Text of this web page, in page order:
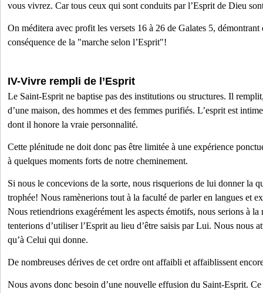
vous vivrez. Car tous ceux qui sont conduits par l’Esprit de Dieu
On méditera avec profit les versets 16 à 26 de Galates 5,
conséquence de la "marche selon l’Esprit"!
IV-Vivre rempli de l’Esprit
Le Saint-Esprit ne baptise pas des institutions ou structures. Il
d’une maison, des hommes et des femmes purifiés. L’esprit est
dont il honore la vraie personnalité.
Cette plénitude ne doit donc pas être limitée à une expérience
à quelques moments forts de notre cheminement.
Si nous le concevions de la sorte, nous risquerions de lui donner la
trophée! Nous ramènerions tout à la faculté de parler en langues et
Nous retiendrions exagérément les aspects émotifs, nous serions à la
tenterions d’utiliser l’Esprit au lieu d’être saisis par Lui. Nous nous
qu’à Celui qui donne.
De nombreuses dérives de cet ordre ont affaibli et affaiblissent
Nous avons donc besoin d’une nouvelle effusion du Saint-Esprit. Ce